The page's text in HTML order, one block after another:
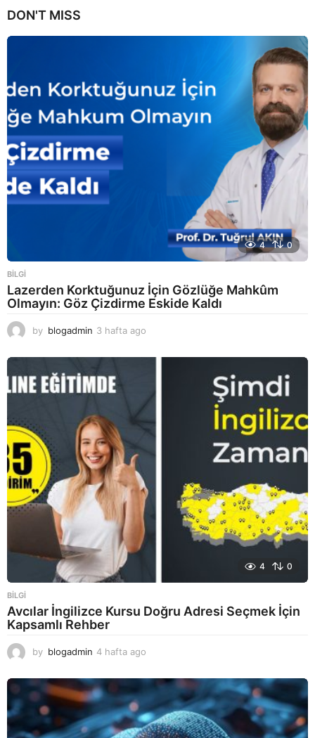
DON'T MISS
4 0
BILGI
Lazerden Korktuğunuz İçin Gözlüğe Mahkûm
Olmayın: Göz Çizdirme Eskide Kaldı
by blogadmin 3 hafta ago
a
g
o
4 0
BILGI
Avcılar İngilizce Kursu Doğru Adresi Seçmek İçin
Kapsamlı Rehber
by blogadmin 4 hafta ago
a
f
a
a